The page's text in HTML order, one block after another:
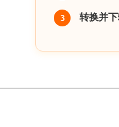
3 转换并